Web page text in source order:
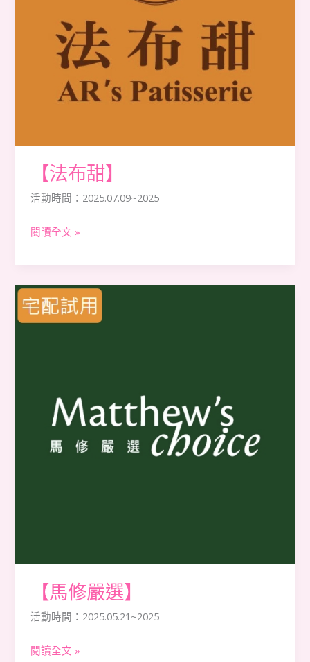
【法布甜】
活動時間：2025.07.09~2025
閱讀全文 »
【馬修嚴選】
活動時間：2025.05.21~2025
【馬
修
閱讀全文 »